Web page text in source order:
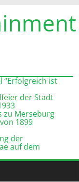
“Erfolgreich ist
der Stadt
zu Merseburg
1899
der
auf dem